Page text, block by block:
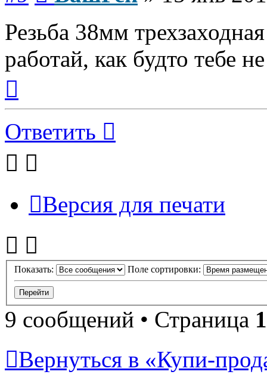
Резьба 38мм трехзаходная
работай, как будто тебе
началу
Ответить
Версия для печати
Показать: Поле сортировки:
9 сообщений • Страница 1
Вернуться в «Купи-